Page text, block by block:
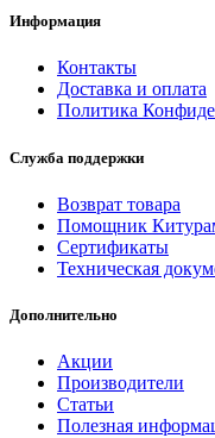
Информация
Контакты
Доставка и оплата
Политика
Служба поддержки
Возврат товара
Помощник
Сертификаты
Техническая
Дополнительно
Акции
Производители
Статьи
Полезная